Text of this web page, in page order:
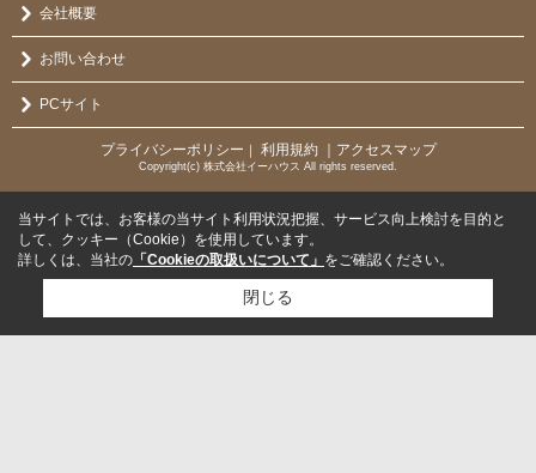
会社概要
お問い合わせ
PCサイト
プライバシーポリシー ｜ 利用規約 ｜アクセスマップ
Copyright(c) 株式会社イーハウス All rights reserved.
当サイトでは、お客様の当サイト利用状況把握、サービス向上検討を目的と
して、クッキー（Cookie）を使用しています。
詳しくは、当社の 「Cookieの取扱いについて」 をご確認ください。
閉じる